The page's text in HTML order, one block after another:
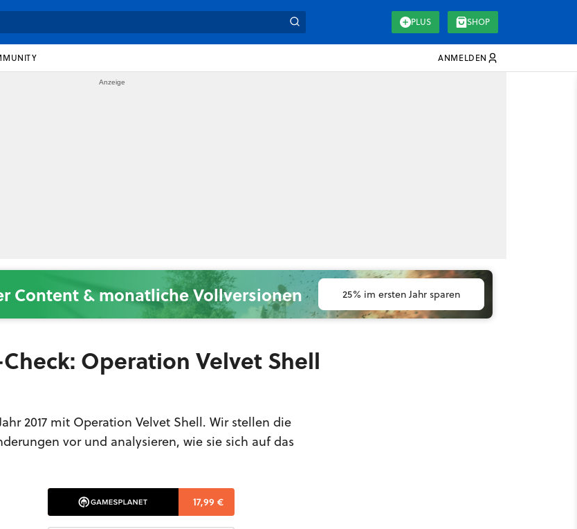
PLUS SHOP
ANMELDEN
Content & monatliche Vollversionen 25% im ersten Jahr sparen
Operation Velvet Shell
2017 mit Operation Velvet Shell. Wir stellen die
vor und analysieren, wie sie sich auf das
17,99 €